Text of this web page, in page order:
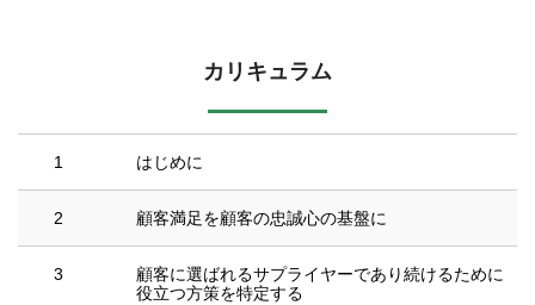
カリキュラム
1 はじめに
2 顧客満足を顧客の忠誠心の基盤に
3
顧客に選ばれるサプライヤーであり続けるために
役立つ方策を特定する